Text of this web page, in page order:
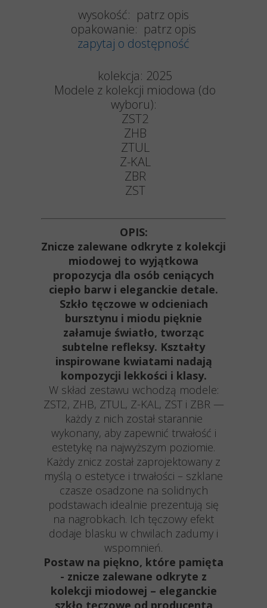
wysokość: patrz opis
opakowanie: patrz opis
zapytaj o dostępność
kolekcja: 2025
Modele z kolekcji miodowa (do
wyboru):
ZST2
ZHB
ZTUL
Z-KAL
ZBR
ZST
OPIS:
Znicze zalewane odkryte z kolekcji
miodowej to wyjątkowa
propozycja dla osób ceniących
ciepło barw i eleganckie detale.
Szkło tęczowe w odcieniach
bursztynu i miodu pięknie
załamuje światło, tworząc
subtelne refleksy. Kształty
inspirowane kwiatami nadają
kompozycji lekkości i klasy.
W skład zestawu wchodzą modele:
ZST2, ZHB, ZTUL, Z-KAL, ZST i ZBR —
każdy z nich został starannie
wykonany, aby zapewnić trwałość i
estetykę na najwyższym poziomie.
Każdy znicz został zaprojektowany z
myślą o estetyce i trwałości – szklane
czasze osadzone na solidnych
podstawach idealnie prezentują się
na nagrobkach. Ich tęczowy efekt
dodaje blasku w chwilach zadumy i
wspomnień.
Postaw na piękno, które pamięta
- znicze zalewane odkryte z
kolekcji miodowej – eleganckie
szkło tęczowe od producenta